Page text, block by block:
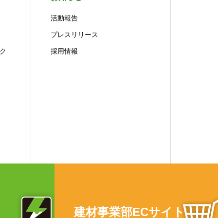
活動報告
プレスリリース
採用情報
建材事業部ECサイト